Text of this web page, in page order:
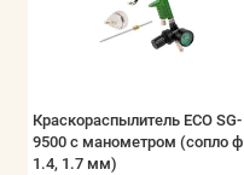
Краскораспылитель ECO SG-
9500 с манометром (сопло ф
1.4, 1.7 мм)